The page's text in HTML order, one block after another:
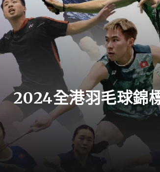
2024全港羽毛球錦